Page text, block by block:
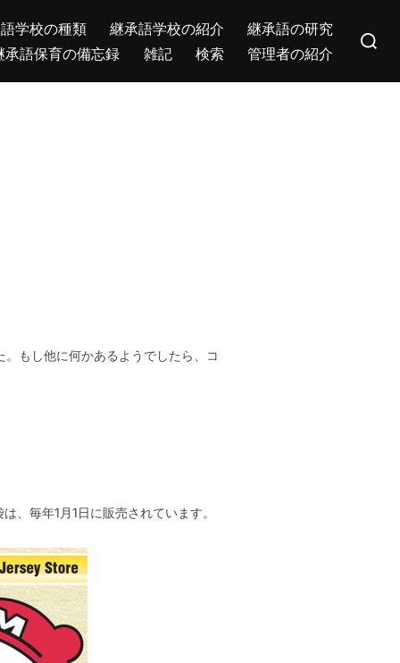
学校の種類 継承語学校の紹介
継承語の研究
承語保育の備忘録
雑記 検索 管理者の紹介
for:
もし他に何かあるようでしたら、コ
、毎年1月1日に販売されています。